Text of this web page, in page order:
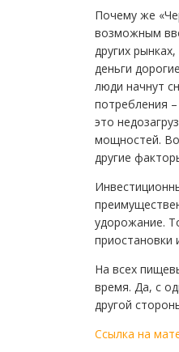
Почему же
возможным
других
деньги
люди начнут
потребления
это
мощностей.
другие
удорожание.
приостановки
На всех
время. Да, с
другой
Ссылка на